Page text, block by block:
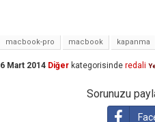
macbook-pro macbook kapanma
6 Mart 2014 Diğer kategorisinde redali
Sorunuzu